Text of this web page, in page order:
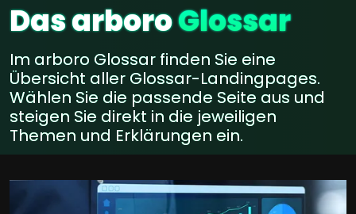
Das arboroGlossar
Im arboro Glossar finden Sie eine
Übersicht aller Glossar-Landingpages.
Wählen Sie die passende Seite aus und
steigen Sie direkt in die jeweiligen
Themen und Erklärungen ein.